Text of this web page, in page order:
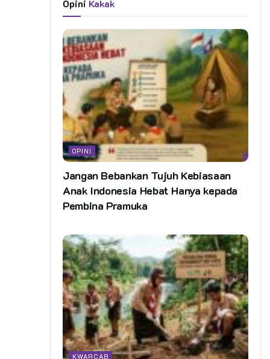
Opini Kakak
OPINI
Jangan Bebankan Tujuh Kebiasaan
Anak Indonesia Hebat Hanya kepada
Pembina Pramuka
KWARCAB